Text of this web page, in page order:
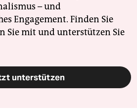
– und
Engagement. Finden Sie
Sie mit und unterstützen Sie
unterstützen